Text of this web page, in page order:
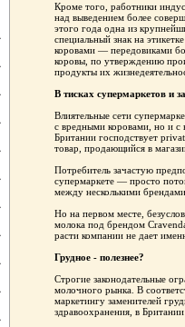
Кроме того, работники
над выведением более
этого года одна из
специальный знак на
коровами — передовиками
коровы, по утверждению
продукты их
В тисках супермаркетов и
Влиятельные сети
с вредными коровами, но и
Британии господствует
товар, продающийся в
Потребитель зачастую
супермаркете — просто
между несколькими
Но на первом месте,
молока под брендом
расти компании не дает
Грудное - полезнее?
Строгие законодательные
молочного рынка. В
маркетингу заменителей
здравоохранения, в